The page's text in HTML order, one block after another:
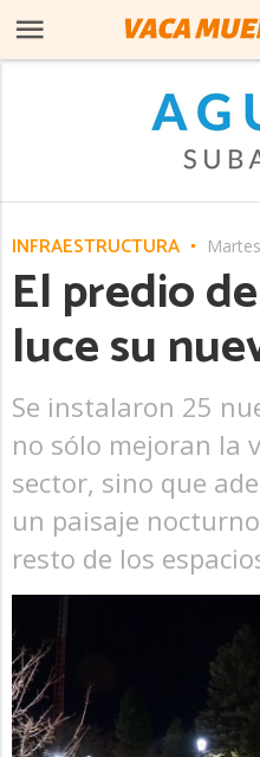
INFRAESTRUCTURA
El predio
luce su
Se instalaron 25
no sólo mejoran la
sector, sino que
un paisaje
resto de los